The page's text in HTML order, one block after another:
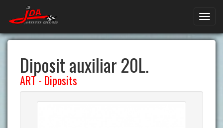
Diposit auxiliar 20L.
ART- Diposits